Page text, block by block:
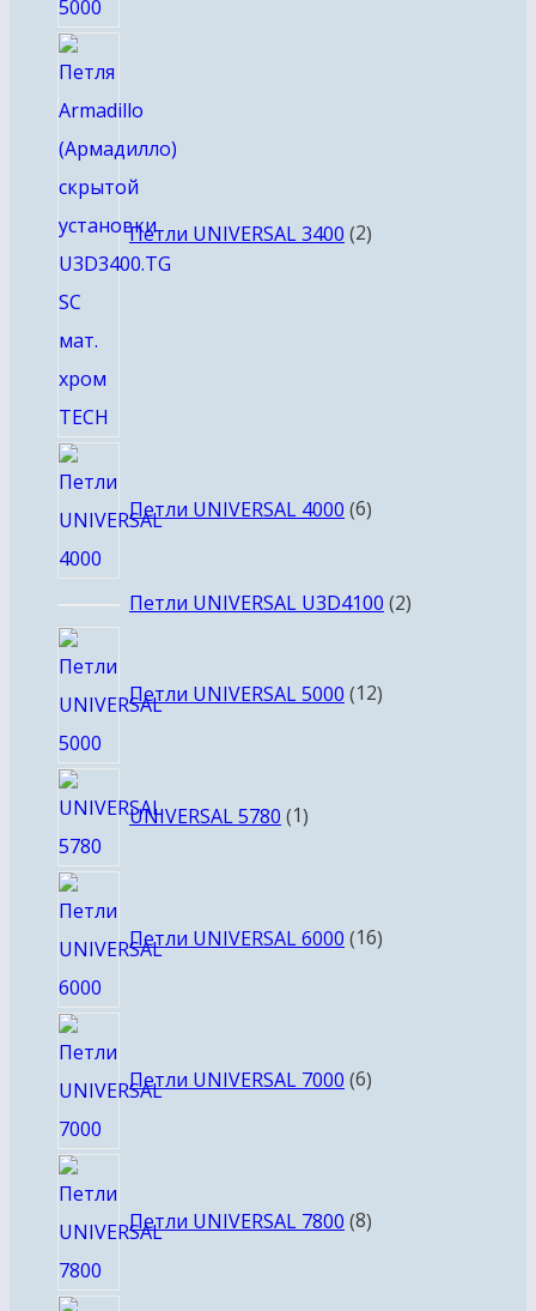
Петли UNIVERSAL 3400 2
Петли UNIVERSAL 4000 6товаров
Петли UNIVERSAL U3D4100 22
Петли UNIVERSAL 5000 12товаров
UNIVERSAL 5780 1товар
Петли UNIVERSAL 6000 16товаров
Петли UNIVERSAL 7000 6товаров
Петли UNIVERSAL 7800 8товаров